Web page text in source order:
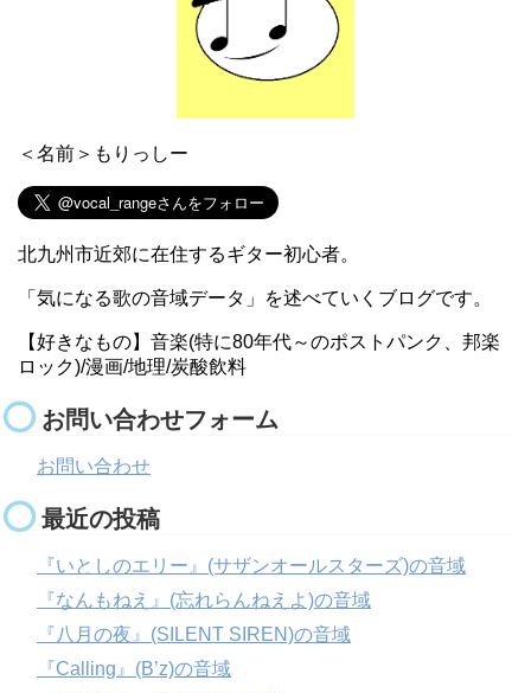
＜名前＞もりっしー
北九州市近郊に在住するギター初心者。
「気になる歌の音域データ」を述べていくブログです。
【好きなもの】音楽(特に80年代～のポストパンク、邦楽
ロック)/漫画/地理/炭酸飲料
お問い合わせフォーム
お問い合わせ
最近の投稿
『いとしのエリー』(サザンオールスターズ)の音域
『なんもねえ』(忘れらんねえよ)の音域
『八月の夜』(SILENT SIREN)の音域
『Calling』(B’z)の音域